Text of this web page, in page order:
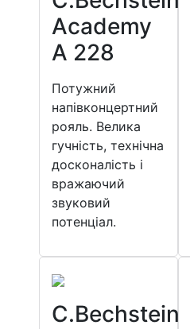
Academy
A 228
Потужний
напівконцертний
рояль. Велика
гучність, технічна
досконалість і
вражаючий
звуковий
потенціал.
C.Bechstein